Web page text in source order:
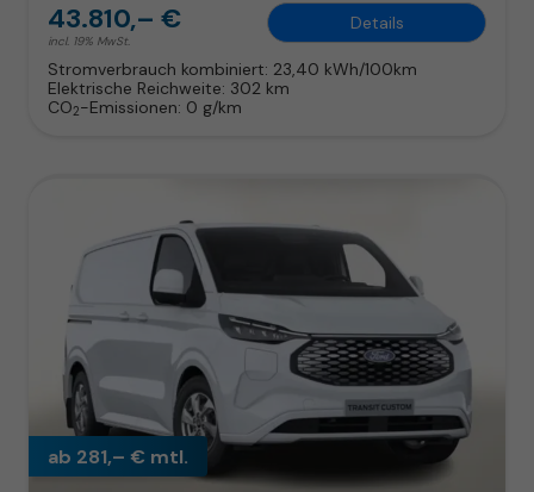
43.810,– €
incl. 19% MwSt.
Details
Stromverbrauch kombiniert: 23,40 kWh/100km
Elektrische Reichweite: 302 km
CO2-Emissionen: 0 g/km
ab 281,– € mtl.